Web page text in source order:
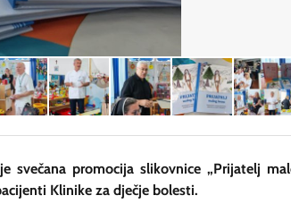
svečana promocija slikovnice „Prijatelj
Klinike za dječje bolesti.